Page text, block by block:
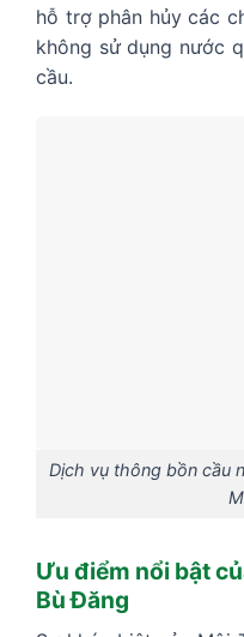
hỗ trợ phân hủy các
không sử dụng nước
cầu.
Dịch vụ thông bồn cầu
Ưu điểm nổi bật
Bù Đăng